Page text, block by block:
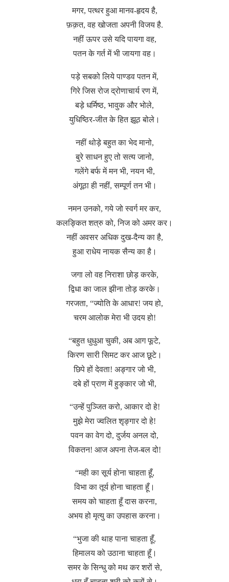
मगर, पत्थर हुआ मानव-हृदय है,
फ़क़त, वह खोजता अपनी विजय है.
नहीं ऊपर उसे यदि पायगा वह,
पतन के गर्त में भी जायगा वह।
पड़े सबको लिये पाण्डव पतन में,
गिरे जिस रोज द्रोणाचार्य रण में,
बड़े धर्मिष्ठ, भावुक और भोले,
युधिष्ठिर-जीत के हित झूठ बोले।
नहीं थोड़े बहुत का भेद मानो,
बुरे साधन हुए तो सत्य जानो,
गलेंगे बर्फ में मन भी, नयन भी,
अंगूठा ही नहीं, सम्पूर्ण तन भी।
नमन उनको, गये जो स्वर्ग मर कर,
कलङ्कित शत्रु को, निज को अमर कर।
नहीं अवसर अधिक दुख-दैन्य का है,
हुआ राधेय नायक सैन्य का है।
जगा लो वह निराशा छोड़ करके,
द्विधा का जाल झीना तोड़ करके।
गरजता, “ज्योति के आधार! जय हो,
चरम आलोक मेरा भी उदय हो!
“बहुत धुधुआ चुकी, अब आग फूटे,
किरण सारी सिमट कर आज छूटे।
छिपे हों देवता! अङ्गार जो भी,
दबे हों प्राण में हुङ्कार जो भी,
“उन्हें पुञ्जित करो, आकार दो हे!
मुझे मेरा ज्वलित शृङ्गार दो हे!
पवन का वेग दो, दुर्जय अनल दो,
विकतन! आज अपना तेज-बल दो!
“मही का सूर्य होना चाहता हूँ,
विभा का तूर्य होना चाहता हूँ।
समय को चाहता हूँ दास करना,
अभय हो मृत्यु का उपहास करना।
“भुजा की थाह पाना चाहता हूँ,
हिमालय को उठाना चाहता हूँ।
समर के सिन्धु को मथ कर शरों से,